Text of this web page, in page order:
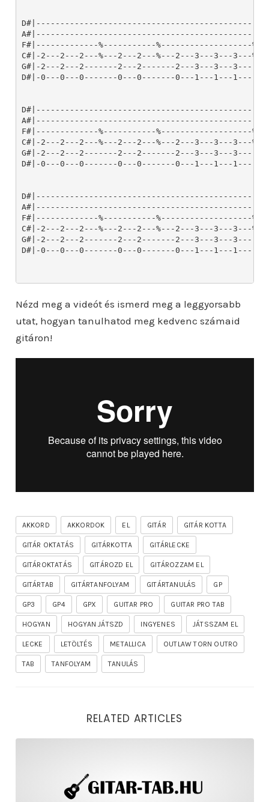
F#|-------------%-----------%-------------------
C#|-2---2---2---%---2---2---%---2---3---3---3---
G#|-2---2---2-------2---2-------2---3---3---
D#|-0---0---0-------0---0-------0---1---1---
F#|-------------%-----------%-------------------
C#|-2---2---2---%---2---2---%---2---3---3---3---
G#|-2---2---2-------2---2-------2---3---3---
D#|-0---0---0-------0---0-------0---1---1---
F#|-------------%-----------%-------------------
C#|-2---2---2---%---2---2---%---2---3---3---3---
G#|-2---2---2-------2---2-------2---3---3---
D#|-0---0---0-------0---0-------0---1---1---
Nézd meg a videót és ismerd meg a leggyorsabb
utat, hogyan tanulhatod meg kedvenc számaid
gitáron!
AKKORD AKKORDOK EL GITÁR GITÁR KOTTA
GITÁR OKTATÁS GITÁRKOTTA GITÁRLECKE
GITÁROKTATÁS GITÁROZD EL GITÁROZZAM EL
GITÁRTAB GITÁRTANFOLYAM GITÁRTANULÁS GP
GP3 GP4 GPX GUITAR PRO GUITAR PRO TAB
HOGYAN HOGYAN JÁTSZD INGYENES JÁTSSZAM EL
LECKE LETÖLTÉS METALLICA OUTLAW TORN OUTRO
TAB TANFOLYAM TANULÁS
RELATED ARTICLES